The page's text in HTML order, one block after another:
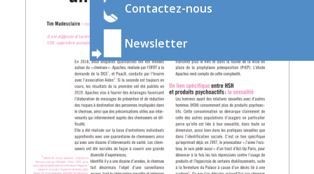
Contactez-nous
Newsletter